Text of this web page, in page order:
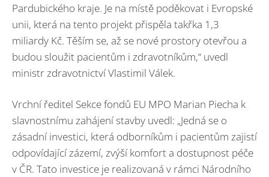
Pardubického kraje. Je na místě poděkovat i Evropské
unii, která na tento projekt přispěla takřka 1,3
miliardy Kč. Těším se, až se nové prostory otevřou a
budou sloužit pacientům i zdravotníkům,“ uvedl
ministr zdravotnictví Vlastimil Válek.
Vrchní ředitel Sekce fondů EU MPO Marian Piecha k
slavnostnímu zahájení stavby uvedl: „Jedná se o
zásadní investici, která odborníkům i pacientům zajistí
odpovídající zázemí, zvýší komfort a dostupnost péče
v ČR. Tato investice je realizovaná v rámci Národního